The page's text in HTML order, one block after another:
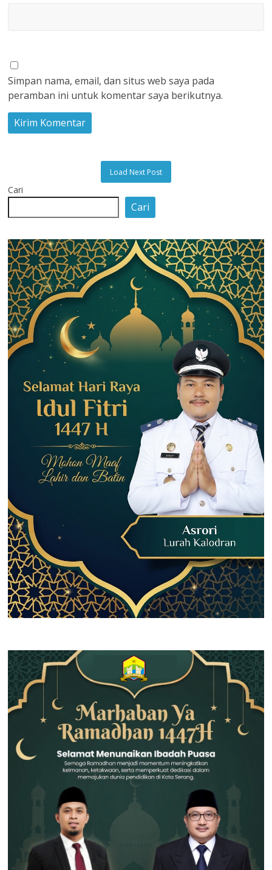
Simpan nama, email, dan situs web saya pada
peramban ini untuk komentar saya berikutnya.
Load Next Post
Cari
Cari